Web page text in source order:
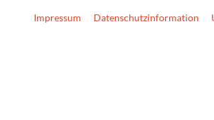
Impressum Datenschutzinformation